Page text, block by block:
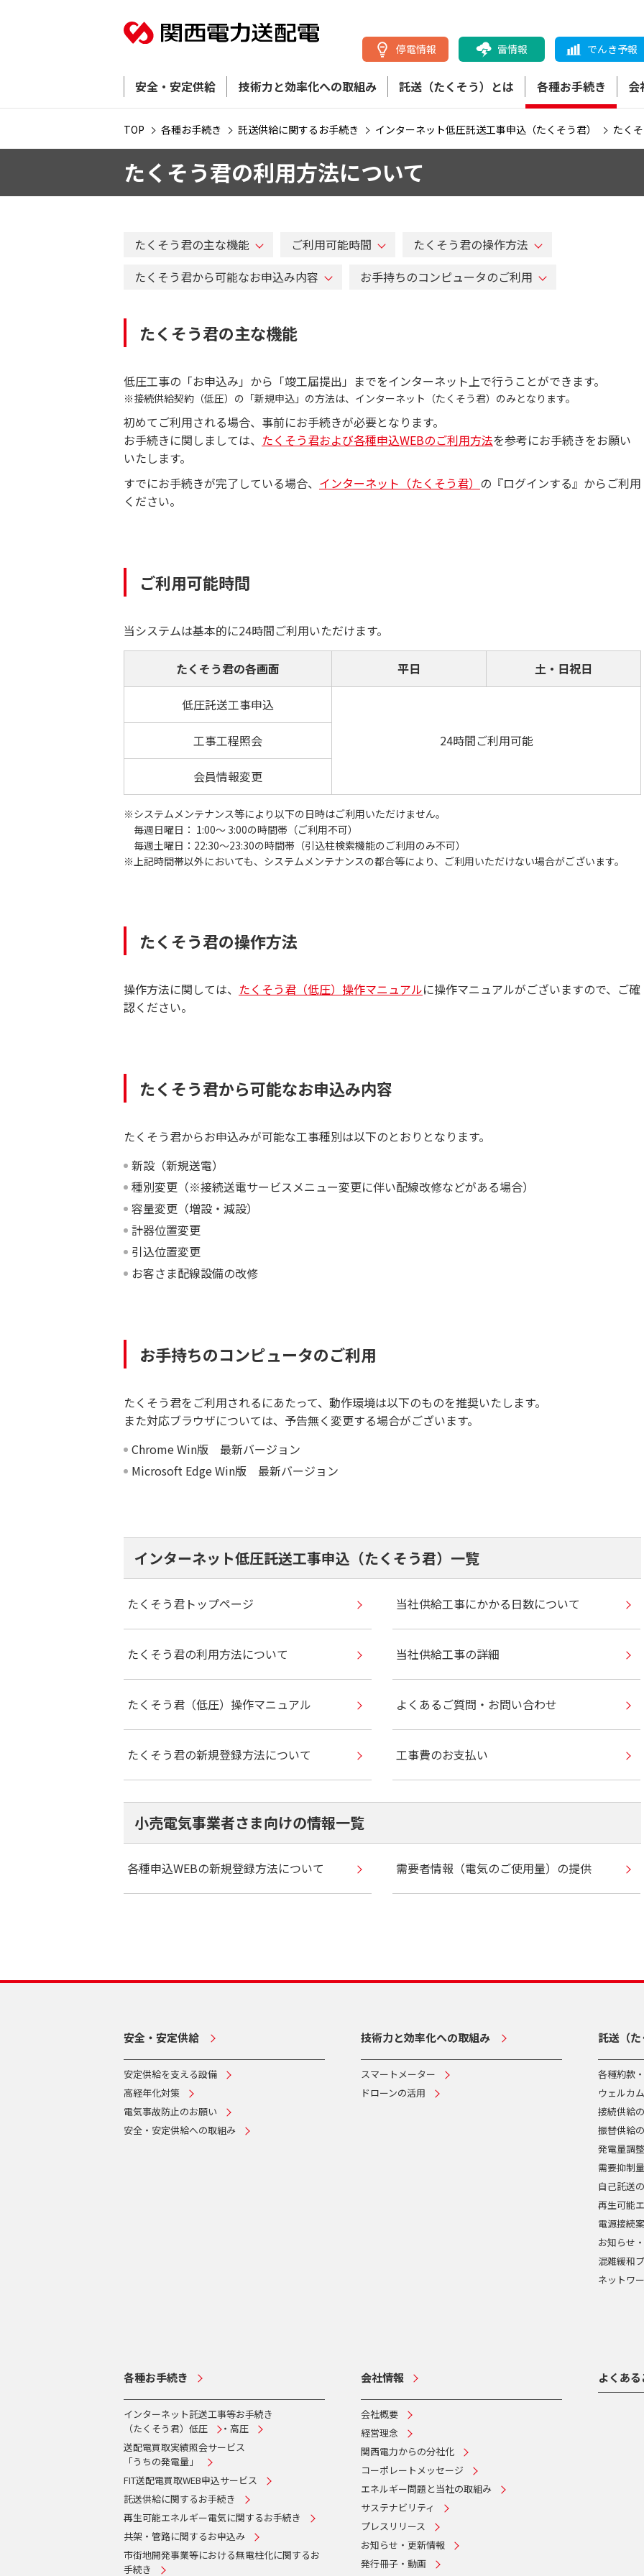
停電情報 雷情報 でんき予報
安全・安定供給 技術力と効率化への取組み 託送（たくそう）とは 各種お手続き 会
TOP 各種お手続き 託送供給に関するお手続き インターネット低圧託送工事申込（たくそう君） たく
たくそう君の利用方法について
たくそう君の主な機能 ご利用可能時間
たくそう君の操作方法
たくそう君から可能なお申込み内容
お手持ちのコンピュータのご利用
たくそう君の主な機能
低圧工事の「お申込み」から「竣工届提出」までをインターネット上で行うことができます。
※接続供給契約（低圧）の「新規申込」の方法は、インターネット（たくそう君）のみとなります。
初めてご利用される場合、事前にお手続きが必要となります。
お手続きに関しましては、 たくそう君および各種申込WEBのご利用方法を参考にお手続きをお願い
いたします。
すでにお手続きが完了している場合、 インターネット（たくそう君） の『ログインする』からご利用
ください。
ご利用可能時間
当システムは基本的に24時間ご利用いただけます。
たくそう君の各画面 平日 土・日祝日
低圧託送工事申込
24時間ご利用可能
工事工程照会
会員情報変更
※システムメンテナンス等により以下の日時はご利用いただけません。
毎週日曜日： 1:00～ 3:00の時間帯（ご利用不可）
毎週土曜日：22:30～23:30の時間帯（引込柱検索機能のご利用のみ不可）
※上記時間帯以外においても、システムメンテナンスの都合等により、ご利用いただけない場合がございます。
たくそう君の操作方法
操作方法に関しては、 たくそう君（低圧）操作マニュアルに操作マニュアルがございますので、ご確
認ください。
たくそう君から可能なお申込み内容
たくそう君からお申込みが可能な工事種別は以下のとおりとなります。
新設（新規送電）
種別変更（※接続送電サービスメニュー変更に伴い配線改修などがある場合）
容量変更（増設・減設）
計器位置変更
引込位置変更
お客さま配線設備の改修
お手持ちのコンピュータのご利用
たくそう君をご利用されるにあたって、動作環境は以下のものを推奨いたします。
また対応ブラウザについては、予告無く変更する場合がございます。
Chrome Win版 最新バージョン
Microsoft Edge Win版 最新バージョン
インターネット低圧託送工事申込（たくそう君）一覧
たくそう君トップページ 当社供給工事にかかる日数について
たくそう君の利用方法について 当社供給工事の詳細
たくそう君（低圧）操作マニュアル よくあるご質問・お問い合わせ
たくそう君の新規登録方法について 工事費のお支払い
小売電気事業者さま向けの情報一覧
各種申込WEBの新規登録方法について 需要者情報（電気のご使用量）の提供
安全・安定供給
安定供給を支える設備
高経年化対策
電気事故防止のお願い
安全・安定供給への取組み
技術力と効率化への取組み
スマートメーター
ドローンの活用
託送（
各種約款
ウェルカ
接続供給
振替供給
発電量調
需要抑制
自己託送
再生可能
電源接続
お知らせ
混雑緩和
ネットワ
各種お手続き
インターネット託送工事等お手続き
（たくそう君） 低圧 ・ 高圧
送配電買取実績照会サービス
「うちの発電量」
FIT送配電買取WEB申込サービス
託送供給に関するお手続き
再生可能エネルギー電気に関するお手続き
共架・管路に関するお申込み
市街地開発事業等における無電柱化に関するお
手続き
会社情報
会社概要
経営理念
関西電力からの分社化
コーポレートメッセージ
エネルギー問題と当社の取組み
サステナビリティ
プレスリリース
お知らせ・更新情報
発行冊子・動画
よくあ